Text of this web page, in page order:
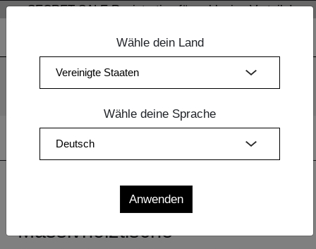
Wir verwenden Cookies. Mit der weiteren Nutzung unserer
SECRET SALE Registration für exklusive Vorteile!
Massivholztische
Wähle dein Land
Wähle deine Sprache